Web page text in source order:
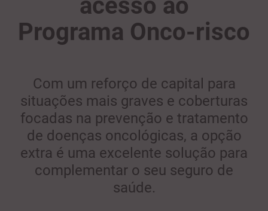
acesso ao
Programa Onco-risco
Com um reforço de capital para
situações mais graves e coberturas
focadas na prevenção e tratamento
de doenças oncológicas, a opção
extra é uma excelente solução para
complementar o seu seguro de
saúde.